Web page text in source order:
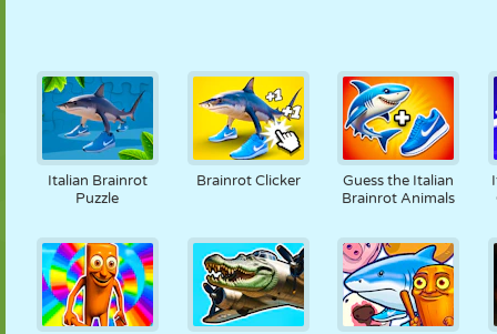
Italian Brainrot
Puzzle
Brainrot Clicker
Guess the Italian
Brainrot Animals